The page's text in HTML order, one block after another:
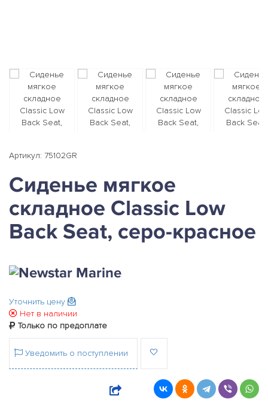
Артикул: 75102GR
Сиденье мягкое
складное Classic Low
Back Seat, серо-красное
Уточнить цену
Нет в наличии
Только по предоплате
Уведомить о поступлении